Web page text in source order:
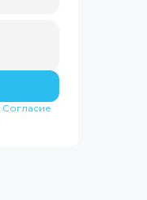
Согласие